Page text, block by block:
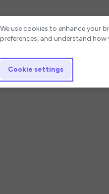
Cookie settings
We use cookies to enhance your
preferences, and understand
Cookie settings